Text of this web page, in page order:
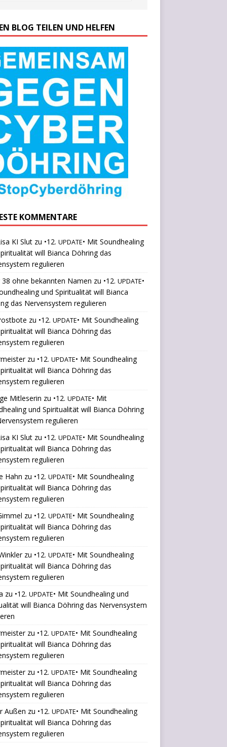
BLOG TEILEN UND HELFEN
KOMMENTARE
KI Slutzu •12. UPDATE• Mit Soundhealing
will Bianca Döhring das
regulieren
ohne bekannten Namen zu •12. UPDATE•
und Spiritualität will Bianca
das Nervensystem regulieren
zu •12. UPDATE• Mit Soundhealing
will Bianca Döhring das
regulieren
zu •12. UPDATE• Mit Soundhealing
will Bianca Döhring das
regulieren
Mitleserin zu •12. UPDATE• Mit
und Spiritualität will Bianca Döhring
regulieren
KI Slutzu •12. UPDATE• Mit Soundhealing
will Bianca Döhring das
regulieren
Hahn zu •12. UPDATE• Mit Soundhealing
will Bianca Döhring das
regulieren
zu •12. UPDATE• Mit Soundhealing
will Bianca Döhring das
regulieren
zu •12. UPDATE• Mit Soundhealing
will Bianca Döhring das
regulieren
zu •12. UPDATE• Mit Soundhealing und
will Bianca Döhring das Nervensystem
zu •12. UPDATE• Mit Soundhealing
will Bianca Döhring das
regulieren
zu •12. UPDATE• Mit Soundhealing
will Bianca Döhring das
regulieren
Außen zu •12. UPDATE• Mit Soundhealing
will Bianca Döhring das
regulieren